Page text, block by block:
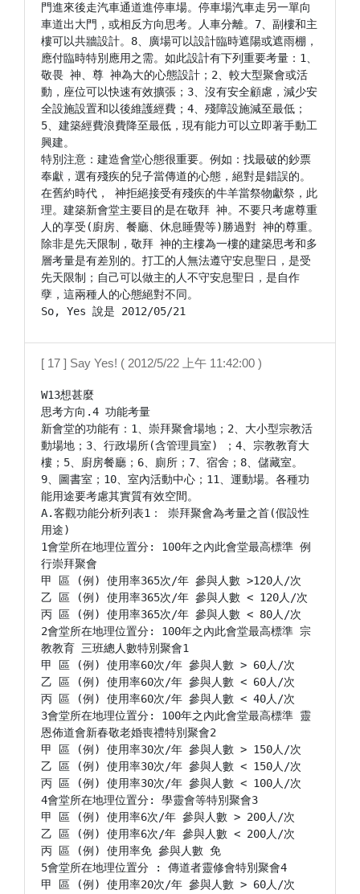
門進來後走汽車通道進停車場。停車場汽車走另一單向
車道出大門，或相反方向思考。人車分離。7、副樓和主
樓可以共牆設計。8、廣場可以設計臨時遮陽或遮雨棚，
應付臨時特別應用之需。如此設計有下列重要考量：1、
敬畏 神、尊 神為大的心態設計；2、較大型聚會或活
動，座位可以快速有效擴張；3、沒有安全顧慮，減少安
全設施設置和以後維護經費；4、殘障設施減至最低；
5、建築經費浪費降至最低，現有能力可以立即著手動工
興建。
特別注意：建造會堂心態很重要。例如：找最破的鈔票
奉獻，選有殘疾的兒子當傳道的心態，絕對是錯誤的。
在舊約時代， 神拒絕接受有殘疾的牛羊當祭物獻祭，此
理。建築新會堂主要目的是在敬拜 神。不要只考慮尊重
人的享受(廚房、餐廳、休息睡覺等)勝過對 神的尊重。
除非是先天限制，敬拜 神的主樓為一樓的建築思考和多
層考量是有差別的。打工的人無法遵守安息聖日，是受
先天限制；自己可以做主的人不守安息聖日，是自作
孽，這兩種人的心態絕對不同。
[ 17 ] Say Yes! ( 2012/5/22 上午 11:42:00 )
W13想甚麼
思考方向.4 功能考量
新會堂的功能有：1、崇拜聚會場地；2、大小型宗教活
動場地；3、行政場所(含管理員室) ；4、宗教教育大
樓；5、廚房餐廳；6、廁所；7、宿舍；8、儲藏室。
9、圖書室；10、室內活動中心；11、運動場。各種功
能用途要考慮其實質有效空間。
A.客觀功能分析列表1： 崇拜聚會為考量之首(假設性
用途)
1會堂所在地理位置分: 100年之內此會堂最高標準 例
行崇拜聚會
甲 區 (例) 使用率365次/年 參與人數 >120人/次
乙 區 (例) 使用率365次/年 參與人數 < 120人/次
丙 區 (例) 使用率365次/年 參與人數 < 80人/次
2會堂所在地理位置分: 100年之內此會堂最高標準 宗
教教育 三班總人數特別聚會1
甲 區 (例) 使用率60次/年 參與人數 > 60人/次
乙 區 (例) 使用率60次/年 參與人數 < 60人/次
丙 區 (例) 使用率60次/年 參與人數 < 40人/次
3會堂所在地理位置分: 100年之內此會堂最高標準 靈
恩佈道會新春敬老婚喪禮特別聚會2
甲 區 (例) 使用率30次/年 參與人數 > 150人/次
乙 區 (例) 使用率30次/年 參與人數 < 150人/次
丙 區 (例) 使用率30次/年 參與人數 < 100人/次
4會堂所在地理位置分: 學靈會等特別聚會3
甲 區 (例) 使用率6次/年 參與人數 > 200人/次
乙 區 (例) 使用率6次/年 參與人數 < 200人/次
丙 區 (例) 使用率免 參與人數 免
5會堂所在地理位置分 : 傳道者靈修會特別聚會4
甲 區 (例) 使用率20次/年 參與人數 > 60人/次